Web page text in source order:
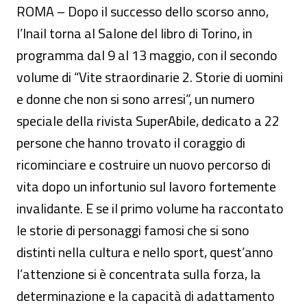
ROMA – Dopo il successo dello scorso anno,
l’Inail torna al Salone del libro di Torino, in
programma dal 9 al 13 maggio, con il secondo
volume di “Vite straordinarie 2. Storie di uomini
e donne che non si sono arresi”, un numero
speciale della rivista SuperAbile, dedicato a 22
persone che hanno trovato il coraggio di
ricominciare e costruire un nuovo percorso di
vita dopo un infortunio sul lavoro fortemente
invalidante. E se il primo volume ha raccontato
le storie di personaggi famosi che si sono
distinti nella cultura e nello sport, quest’anno
l’attenzione si è concentrata sulla forza, la
determinazione e la capacità di adattamento